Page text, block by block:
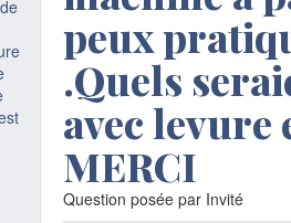
peux
.Quels
avec levure
MERCI
Question posée par Invité